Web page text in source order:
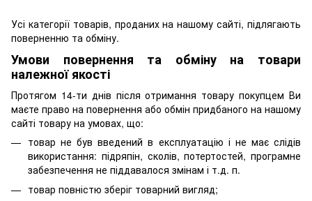
Усі категорії товарів, проданих на нашому сайті, підлягають
поверненню та обміну.
Умови повернення та обміну на товари
належної якості
Протягом 14-ти днів після отримання товару покупцем Ви
маєте право на повернення або обмін придбаного на нашому
сайті товару на умовах, що:
товар не був введений в експлуатацію і не має слідів
використання: підряпін, сколів, потертостей, програмне
забезпечення не піддавалося змінам і т.д. п.
товар повністю зберіг товарний вигляд;